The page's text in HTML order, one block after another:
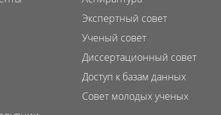
Экспертный совет
Ученый совет
Диссертационный совет
Доступ к базам данных
Совет молодых ученых